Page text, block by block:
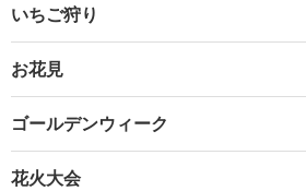
いちご狩り
お花見
ゴールデンウィーク
花火大会